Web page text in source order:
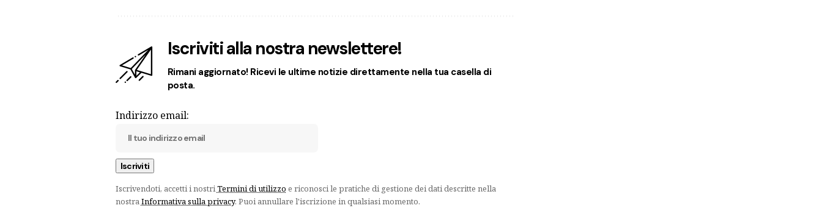
Iscriviti alla nostra newslettere!
Rimani aggiornato! Ricevi le ultime notizie direttamente nella tua casella di
posta.
Indirizzo email:
Iscrivendoti, accetti i nostriTermini di utilizzo e riconosci le pratiche di gestione dei dati descritte nella
nostraInformativa sulla privacy. Puoi annullare l'iscrizione in qualsiasi momento.